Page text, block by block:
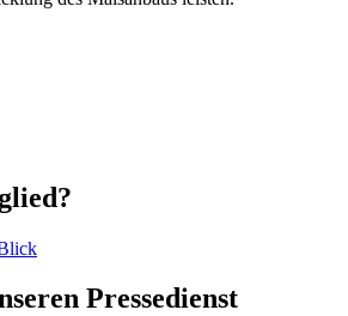
Pressedienst